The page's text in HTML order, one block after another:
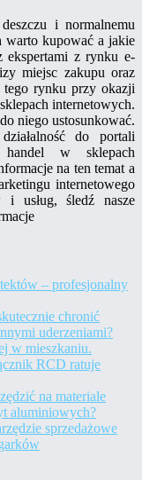
i normalnemu
warto kupować a jakie
ekspertami z rynku e-
miejsc zakupu oraz
tego rynku przy okazji
internetowych.
niego ustosunkować.
do portali
handel w sklepach
na ten temat a
internetowego
i usług, śledź nasze
– profesjonalny
chronić
uderzeniami?
w mieszkaniu.
RCD ratuje
na materiale
aluminiowych?
sprzedażowe